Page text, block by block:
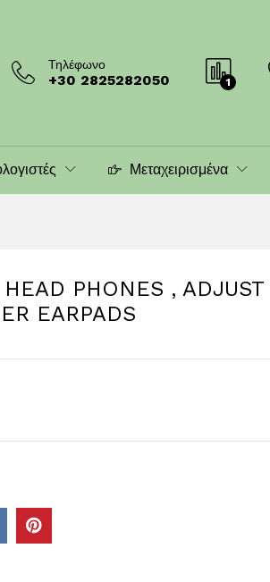
Τηλέφωνο
+30 2825282050 1
Μεταχειρισμένα
PHONES , ADJUST
EARPADS